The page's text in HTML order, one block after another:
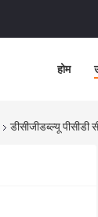
होम
डीसीजीडब्ल्यू